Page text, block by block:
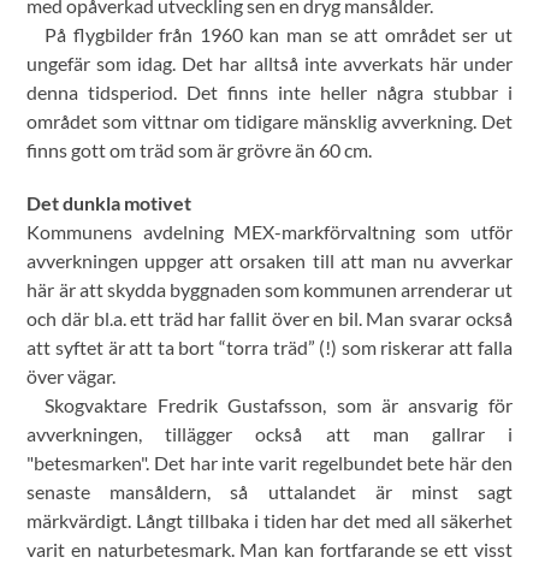
med opåverkad utveckling sen en dryg mansålder.
På flygbilder från 1960 kan man se att området ser ut
ungefär som idag. Det har alltså inte avverkats här under
denna tidsperiod. Det finns inte heller några stubbar i
området som vittnar om tidigare mänsklig avverkning. Det
finns gott om träd som är grövre än 60 cm.
Det dunkla motivet
Kommunens avdelning MEX-markförvaltning som utför
avverkningen uppger att orsaken till att man nu avverkar
här är att skydda byggnaden som kommunen arrenderar ut
och där bl.a. ett träd har fallit över en bil. Man svarar också
att syftet är att ta bort “torra träd” (!) som riskerar att falla
över vägar.
Skogvaktare Fredrik Gustafsson, som är ansvarig för
avverkningen, tillägger också att man gallrar i
"betesmarken". Det har inte varit regelbundet bete här den
senaste mansåldern, så uttalandet är minst sagt
märkvärdigt. Långt tillbaka i tiden har det med all säkerhet
varit en naturbetesmark. Man kan fortfarande se ett visst